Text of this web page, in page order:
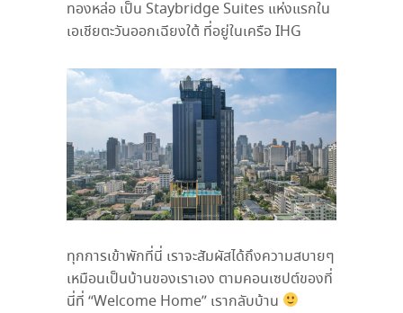
ทองหล่อ เป็น Staybridge Suites แห่งแรกใน
เอเชียตะวันออกเฉียงใต้ ที่อยู่ในเครือ IHG
ทุกการเข้าพักที่นี่ เราจะสัมผัสได้ถึงความสบายๆ
เหมือนเป็นบ้านของเราเอง ตามคอนเซปต์ของที่
นี่ที่ “Welcome Home” เรากลับบ้าน